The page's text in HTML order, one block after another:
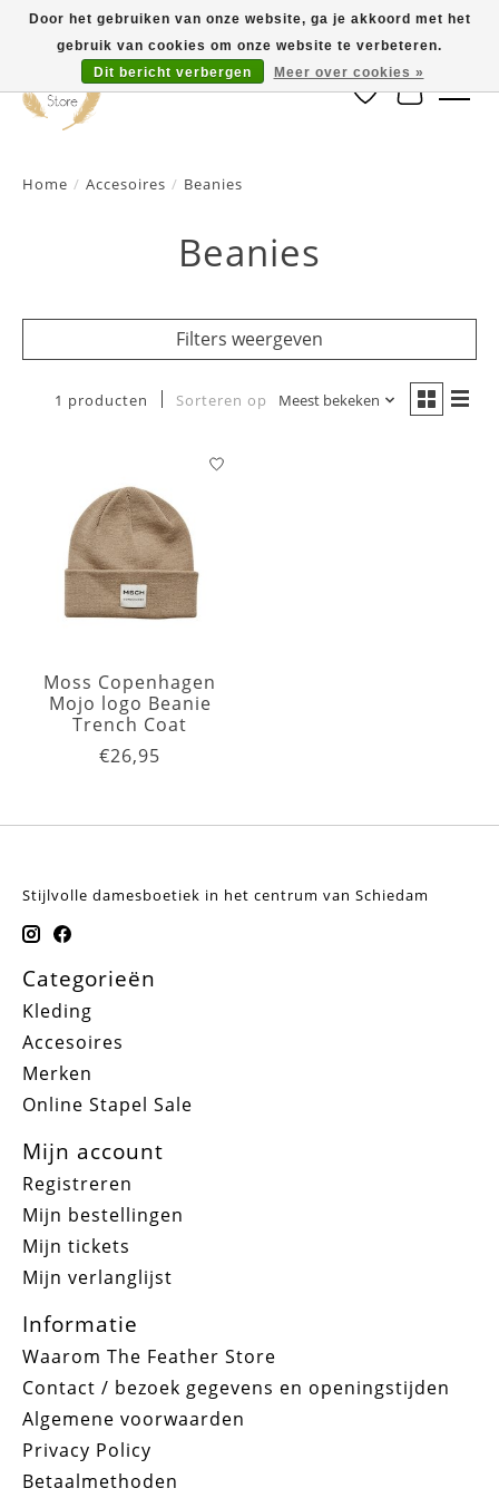
Verlanglijst
Home / Accesoires / Beanies
Beanies
Filters weergeven
1 producten Sorteren op Meest bekeken
Moss Copenhagen
Mojo logo Beanie
Trench Coat
€26,95
Stijlvolle damesboetiek in het centrum van Schiedam
Categorieën
Kleding
Accesoires
Merken
Online Stapel Sale
Mijn account
Registreren
Mijn bestellingen
Mijn tickets
Mijn verlanglijst
Informatie
Waarom The Feather Store
Contact / bezoek gegevens en openingstijden
Algemene voorwaarden
Privacy Policy
Betaalmethoden
Door het gebruiken van onze website, ga je akkoord met het
gebruik van cookies om onze website te verbeteren.
Dit bericht verbergen
Meer over cookies »